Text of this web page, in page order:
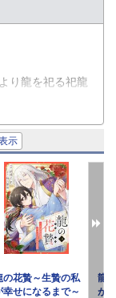
り龍を祀る祀龍
るため、百年に
わしがあった。
つまり──生贄
は花贄として龍
と思っていた
？
スファンタジ
示
の花贄～生贄の私
幸せになるまで～
龍
が